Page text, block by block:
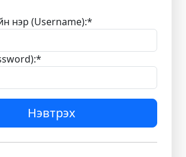
нэр (Username):*
*
Нэвтрэх